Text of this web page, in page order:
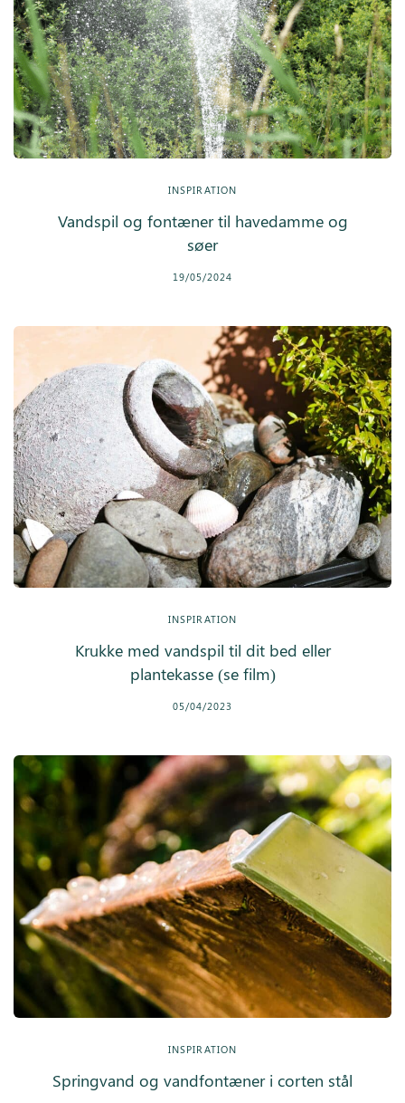
INSPIRATION
Vandspil og fontæner til havedamme og
søer
19/05/2024
INSPIRATION
Krukke med vandspil til dit bed eller
plantekasse (se film)
05/04/2023
INSPIRATION
Springvand og vandfontæner i corten stål